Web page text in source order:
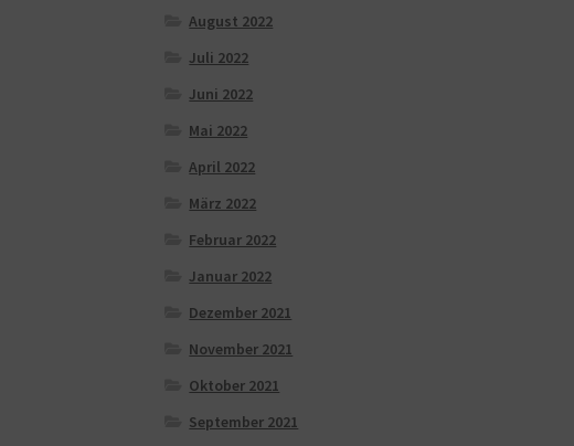
August 2022
Juli 2022
Juni 2022
Mai 2022
April 2022
März 2022
Februar 2022
Januar 2022
Dezember 2021
November 2021
Oktober 2021
September 2021